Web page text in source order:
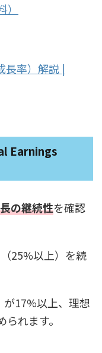
長率）解説 |
Earnings
の継続性を確認
25%以上）を続
が17%以上、理想
れます。